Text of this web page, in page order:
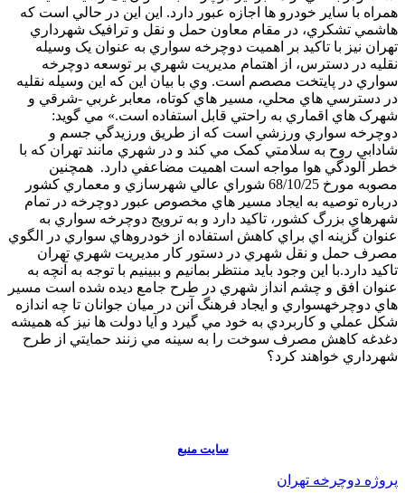
همراه با ساير خودرو ها اجازه عبور دارد. اين اين در حالي است که
هاشمي تشکري، در مقام معاون حمل و نقل و ترافيک شهرداري
تهران نيز با تاکيد بر اهميت دوچرخه سواري به عنوان يک وسيله
نقليه در دسترس، از اهتمام مديريت شهري بر توسعه دوچرخه
سواري در پايتخت مصصم است. وي با بيان اين که اين وسيله نقليه
در دسترسي هاي محلي، مسير هاي کوتاه، معابر غربي -شرقي و
شهرک هاي اقماري به راحتي قابل استفاده است.» مي گويد:
دوچرخه سواري ورزشي است که از طريق ورزيدگي جسم و
شادابي روح به سلامتي کمک مي کند و در شهري مانند تهران که با
خطر آلودگي هوا مواجه است اهميت مضاعفي دارد. همچنين
مصوبه مورخ 68/10/25 شوراي عالي شهرسازي و معماري کشور
درباره توصيه به ايجاد مسير هاي مخصوص عبور دوچرخه در تمام
شهرهاي بزرگ کشور، تاکيد دارد و به ترويج دوچرخه سواري به
عنوان گزينه اي براي کاهش استفاده از خودروهاي سواري در الگوي
مصرف حمل و نقل شهري در دستور کار مديريت شهري تهران
تاکيد دارد.با اين وجود بايد منتظر بمانيم و ببينيم با توجه به آنچه به
عنوان افق و چشم انداز شهري در طرح جامع ديده شده است مسير
هاي دوچرخهسواري و ايجاد فرهنگ آنن در ميان جوانان تا چه اندازه
شکل عملي و کاربردي به خود مي گيرد و آيا دولت ها نيز که هميشه
دغدغه کاهش مصرف سوخت را به سينه مي زنند حمايتي از طرح
شهرداري خواهند کرد؟
سايت منبع
پروژه دوچرخه تهران